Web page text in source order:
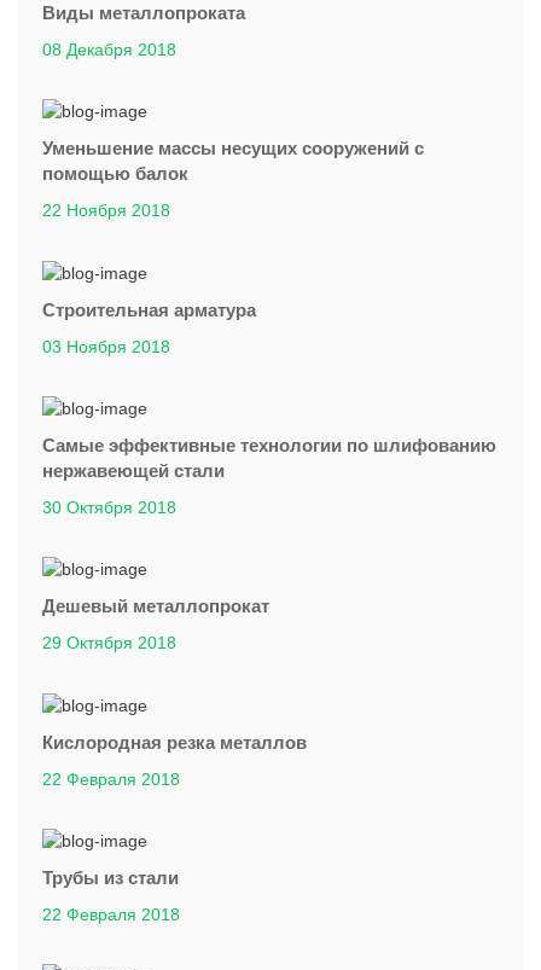
Виды металлопроката
08 Декабря 2018
Уменьшение массы несущих сооружений с
помощью балок
22 Ноября 2018
Строительная арматура
03 Ноября 2018
Самые эффективные технологии по шлифованию
нержавеющей стали
30 Октября 2018
Дешевый металлопрокат
29 Октября 2018
Кислородная резка металлов
22 Февраля 2018
Трубы из стали
22 Февраля 2018